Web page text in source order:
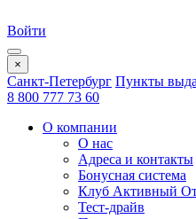
Войти
×
Санкт-Петербург Пункты
8 800 777 73 60
О компании
О нас
Адреса и контакты
Бонусная система
Клуб Активный
Тест-драйв